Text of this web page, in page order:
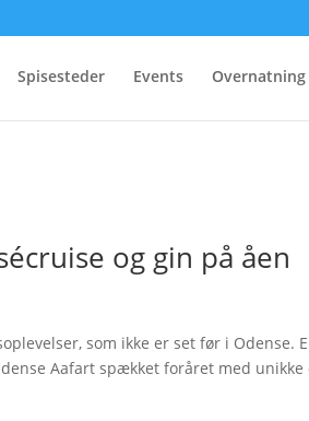
Spisesteder Events Overnatning
og gin på åen
som ikke er set før i Odense.
Aafart spækket foråret med unikke